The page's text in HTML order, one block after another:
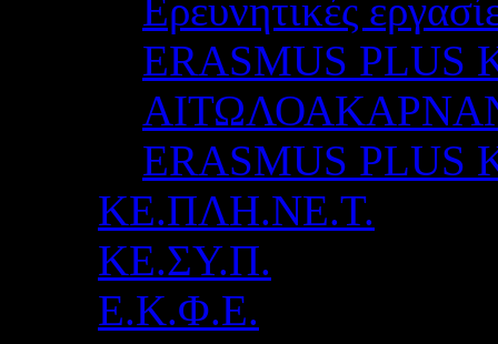
Ερευνητικές
ERASMUS PLUS
ERASMUS
ΚΕ.ΠΛΗ.ΝΕ.Τ.
ΚΕ.ΣΥ.Π.
Ε.Κ.Φ.Ε.